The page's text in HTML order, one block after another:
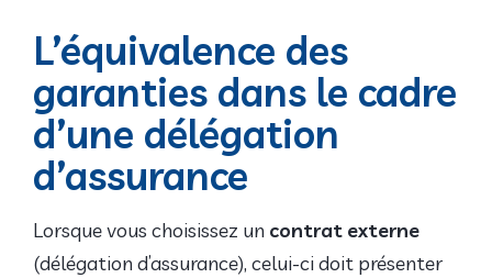
L’équivalence des
garanties dans le cadre
d’une délégation
d’assurance
Lorsque vous choisissez un contrat externe
(délégation d’assurance), celui-ci doit présenter